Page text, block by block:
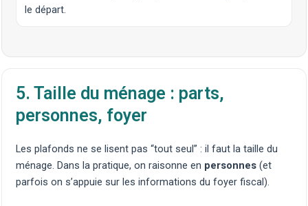
le départ.
5. Taille du ménage : parts,
personnes, foyer
Les plafonds ne se lisent pas “tout seul” : il faut la taille du
ménage. Dans la pratique, on raisonne en personnes (et
parfois on s’appuie sur les informations du foyer fiscal).